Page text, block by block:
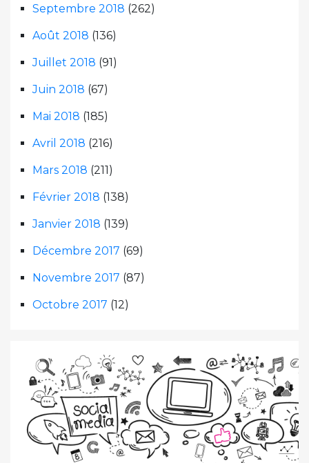
Septembre 2018 (262)
Août 2018 (136)
Juillet 2018 (91)
Juin 2018 (67)
Mai 2018 (185)
Avril 2018 (216)
Mars 2018 (211)
Février 2018 (138)
Janvier 2018 (139)
Décembre 2017 (69)
Novembre 2017 (87)
Octobre 2017 (12)